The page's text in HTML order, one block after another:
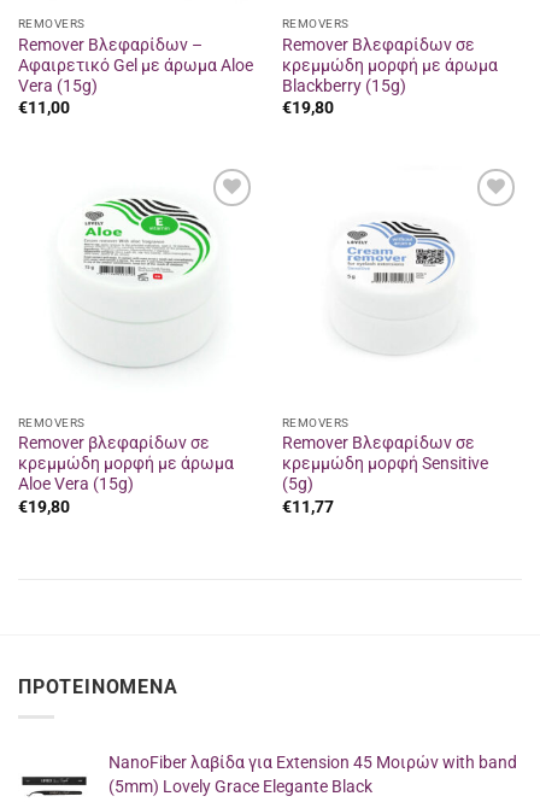
REMOVERS
Remover Βλεφαρίδων –
Αφαιρετικό Gel με άρωμα Aloe
Vera (15g)
€11,00
REMOVERS
Remover Βλεφαρίδων σε
κρεμμώδη μορφή με άρωμα
Blackberry (15g)
€19,80
Προσθήκη
στα
αγαπημένα
REMOVERS
Remover βλεφαρίδων σε
κρεμμώδη μορφή με άρωμα
Aloe Vera (15g)
€19,80
αγαπημένα
REMOVERS
Remover Βλεφαρίδων σε
κρεμμώδη μορφή Sensitive
(5g)
€11,77
ΠΡΟΤΕΙΝΌΜΕΝΑ
NanoFiber λαβίδα για Extension 45 Μοιρών with band
(5mm) Lovely Grace Elegante Black